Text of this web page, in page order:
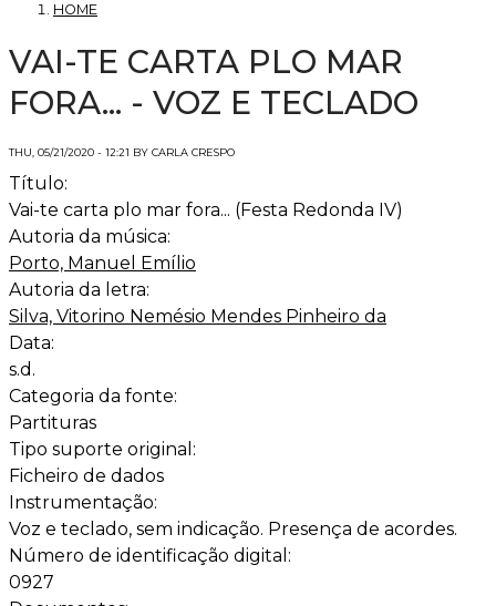
HOME
VAI-TE CARTA PLO MAR
FORA... - VOZ E TECLADO
THU, 05/21/2020 - 12:21 BY CARLA CRESPO
Título:
Vai-te carta plo mar fora... (Festa Redonda IV)
Autoria da música:
Porto, Manuel Emílio
Autoria da letra:
Silva, Vitorino Nemésio Mendes Pinheiro da
Data:
s.d.
Categoria da fonte:
Partituras
Tipo suporte original:
Ficheiro de dados
Instrumentação:
Voz e teclado, sem indicação. Presença de acordes.
Número de identificação digital:
0927